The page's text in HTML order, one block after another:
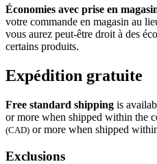
Économies avec prise en
votre commande en magasin au
vous aurez peut-être droit à des
certains produits.
Expédition gratuite
Free standard shipping is
or more when shipped within the
(CAD) or more when shipped
Exclusions